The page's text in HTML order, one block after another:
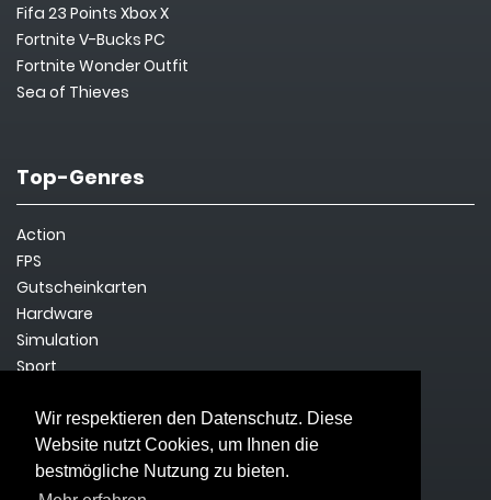
Wir respektieren den Datenschutz. Diese
Website nutzt Cookies, um Ihnen die
bestmögliche Nutzung zu bieten.
Fifa 23 Points Xbox X
Fortnite V-Bucks PC
Fortnite Wonder Outfit
Sea of Thieves
Top-Genres
Action
FPS
Gutscheinkarten
Hardware
Simulation
Sport
Survival